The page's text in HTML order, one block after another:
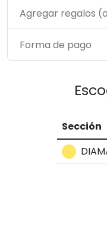
Agregar regalos
Forma de pago
Sección